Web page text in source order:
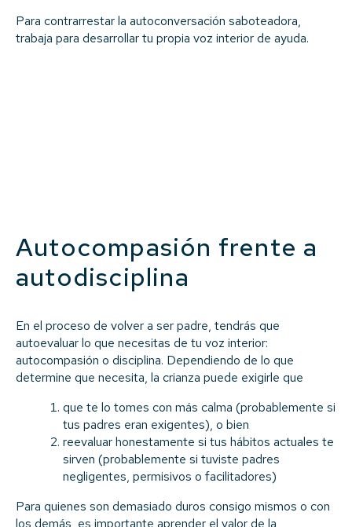
Para contrarrestar la autoconversación saboteadora,
trabaja para desarrollar tu propia voz interior de ayuda.
Autocompasión frente a
autodisciplina
En el proceso de volver a ser padre, tendrás que
autoevaluar lo que necesitas de tu voz interior:
autocompasión o disciplina. Dependiendo de lo que
determine que necesita, la crianza puede exigirle que
que te lo tomes con más calma (probablemente si
tus padres eran exigentes), o bien
reevaluar honestamente si tus hábitos actuales te
sirven (probablemente si tuviste padres
negligentes, permisivos o facilitadores)
Para quienes son demasiado duros consigo mismos o con
los demás, es importante aprender el valor de la